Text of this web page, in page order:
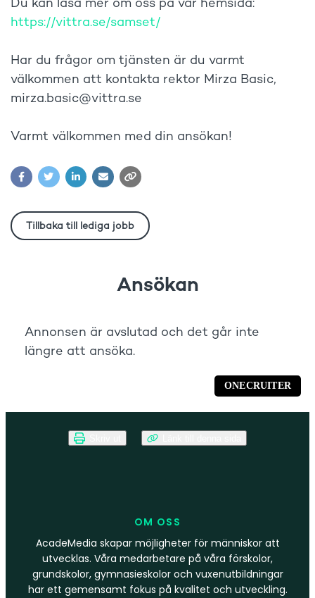
OM OSS
AcadeMedia skapar möjligheter för människor att
utvecklas. Våra medarbetare på våra förskolor,
grundskolor, gymnasieskolor och vuxenutbildningar
har ett gemensamt fokus på kvalitet och utveckling.